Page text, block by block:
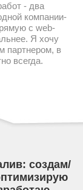
- два
компании-
с web-
Я хочу
партнером, в
всегда.
создам/